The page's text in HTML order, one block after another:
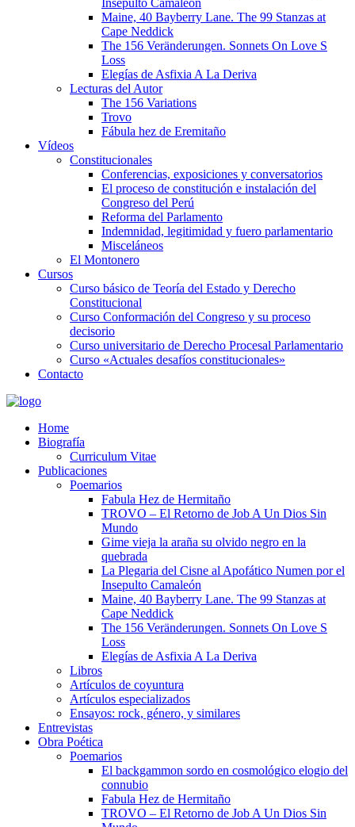
Maine, 40 Bayberry Lane. The 99 Stanzas at
Cape Neddick
The 156 Veränderungen. Sonnets On Love S
Loss
Elegías de Asfixia A La Deriva
Lecturas del Autor
The 156 Variations
Trovo
Fábula hez de Eremitaño
Vídeos
Constitucionales
Conferencias, exposiciones y conversatorios
El proceso de constitución e instalación del
Congreso del Perú
Reforma del Parlamento
Indemnidad, legitimidad y fuero parlamentario
Misceláneos
El Montonero
Cursos
Curso básico de Teoría del Estado y Derecho
Constitucional
Curso Conformación del Congreso y su proceso
decisorio
Curso universitario de Derecho Procesal Parlamentario
Curso «Actuales desafíos constitucionales»
Contacto
Home
Biografía
Curriculum Vitae​
Publicaciones
Poemarios
Fabula Hez de Hermitaño
TROVO – El Retorno de Job A Un Dios Sin
Mundo
Gime vieja la araña su olvido negro en la
quebrada
La Plegaria del Cisne al Apofático Numen por el
Insepulto Camaleón
Maine, 40 Bayberry Lane. The 99 Stanzas at
Cape Neddick
The 156 Veränderungen. Sonnets On Love S
Loss
Elegías de Asfixia A La Deriva
Libros
Artículos de coyuntura
Artículos especializados
Ensayos: rock, género, y similares
Entrevistas
Obra Poética
Poemarios
El backgammon sordo en cosmológico elogio del
connubio
Fabula Hez de Hermitaño
TROVO – El Retorno de Job A Un Dios Sin